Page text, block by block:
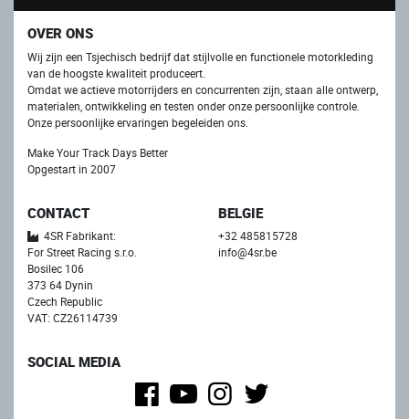
OVER ONS
Wij zijn een Tsjechisch bedrijf dat stijlvolle en functionele motorkleding
van de hoogste kwaliteit produceert.
Omdat we actieve motorrijders en concurrenten zijn, staan ​​alle ontwerp,
materialen, ontwikkeling en testen onder onze persoonlijke controle.
Onze persoonlijke ervaringen begeleiden ons.
Make Your Track Days Better
Opgestart in 2007
CONTACT
4SR Fabrikant:
For Street Racing s.r.o.
Bosilec 106
373 64 Dynin
Czech Republic
VAT: CZ26114739
BELGIE
+32 485815728
info@4sr.be
SOCIAL MEDIA